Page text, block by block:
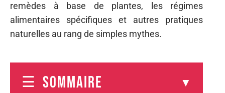
remèdes à base de plantes, les régimes
alimentaires spécifiques et autres pratiques
naturelles au rang de simples mythes.
SOMMAIRE